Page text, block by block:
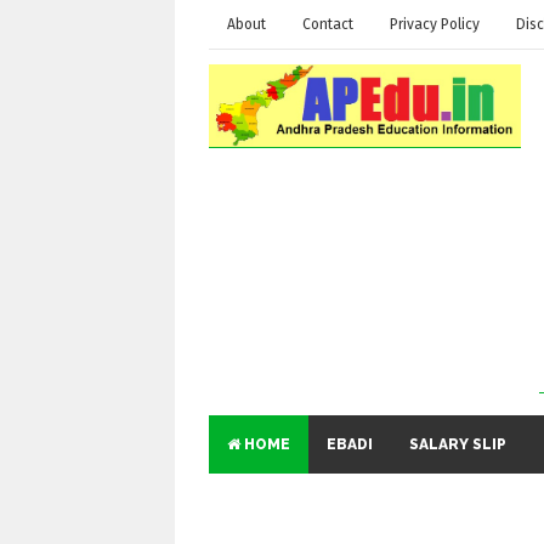
About Contact Privacy Policy
HOME EBADI SALARY SLIP